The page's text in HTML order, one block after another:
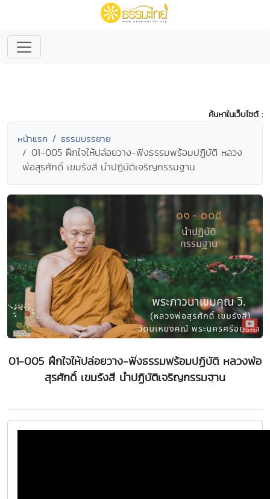
ค้นหาในเว็บไซต์ :
หน้าแรก ธรรมบรรยาย
01-005 ฝึกใจให้ปล่อยวาง-ฟังธรรมพร้อมปฏิบัติ หลวง
พ่อสุรศักดิ์ เขมรังสี นำปฏิบัติเจริญกรรมฐาน
01-005 ฝึกใจให้ปล่อยวาง-ฟังธรรมพร้อมปฏิบัติ หลวงพ่อ
สุรศักดิ์ เขมรังสี นำปฏิบัติเจริญกรรมฐาน